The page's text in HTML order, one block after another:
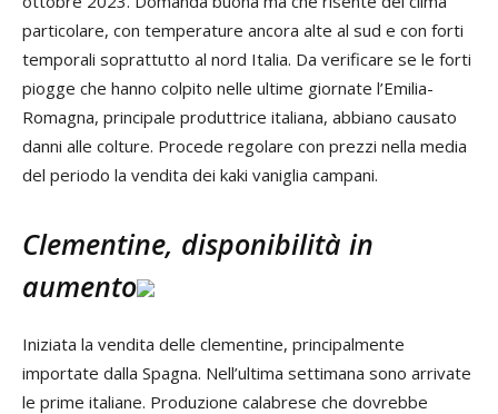
particolare, con temperature ancora alte al sud e con forti
temporali soprattutto al nord Italia. Da verificare se le forti
piogge che hanno colpito nelle ultime giornate l’Emilia-
Romagna, principale produttrice italiana, abbiano causato
danni alle colture. Procede regolare con prezzi nella media
del periodo la vendita dei kaki vaniglia campani.
Clementine, disponibilità in
aumento
Iniziata la vendita delle clementine, principalmente
importate dalla Spagna. Nell’ultima settimana sono arrivate
le prime italiane. Produzione calabrese che dovrebbe